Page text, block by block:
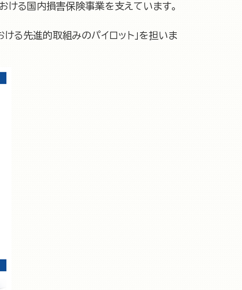
ける国内損害保険事業を支えています。
先進的取組みのパイロット」を担いま